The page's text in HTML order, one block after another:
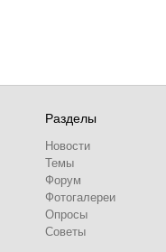
Разделы
Новости
Темы
Форум
Фотогалереи
Опросы
Советы